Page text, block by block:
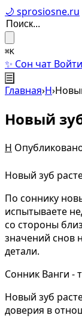
🌙 sprosiosne.ru
⌘K
✨ Сон чат Войти
☰
Главная›Н›
Новый
Н
Новый зуб
По соннику
испытываете
со стороны
значений снов
детали.
Сонник Ванги -
Новый зуб
доверия в